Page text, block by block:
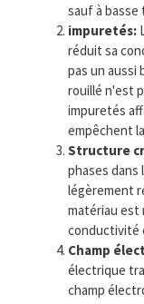
sauf à
impuretés:
réduit sa
pas un aussi
rouillé n'est
impuretés
empêchent
Structure
phases
légèrement
matériau est
conductivité
Champ
électrique
champ